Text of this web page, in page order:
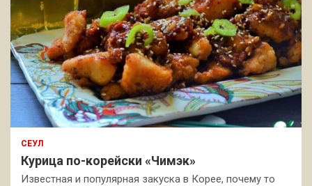
СЕУЛ
Курица по-корейски «Чимэк»
Известная и популярная закуска в Корее, почему то